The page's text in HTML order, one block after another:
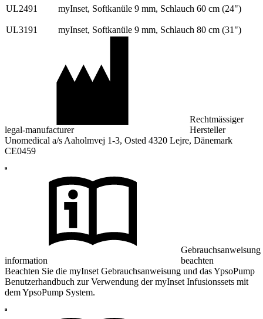
UL2491 myInset, Softkanüle 9 mm, Schlauch 60 cm (24")
UL3191 myInset, Softkanüle 9 mm, Schlauch 80 cm (31")
legal-manufacturer
Rechtmässiger
Hersteller
Unomedical a/s Aaholmvej 1-3, Osted 4320 Lejre, Dänemark
CE0459
information
Gebrauchsanweisung
beachten
Beachten Sie die myInset Gebrauchsanweisung und das YpsoPump
Benutzerhandbuch zur Verwendung der myInset Infusionssets mit
dem YpsoPump System.